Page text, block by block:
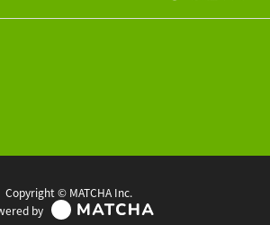
Copyright © MATCHA Inc.
by